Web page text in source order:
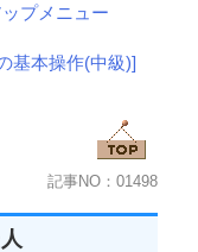
プメニュー
基本操作(中級)]
記事NO：01498